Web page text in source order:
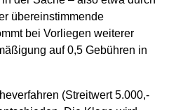
übereinstimmende
bei Vorliegen weiterer
auf 0,5 Gebühren in
(Streitwert 5.000,-